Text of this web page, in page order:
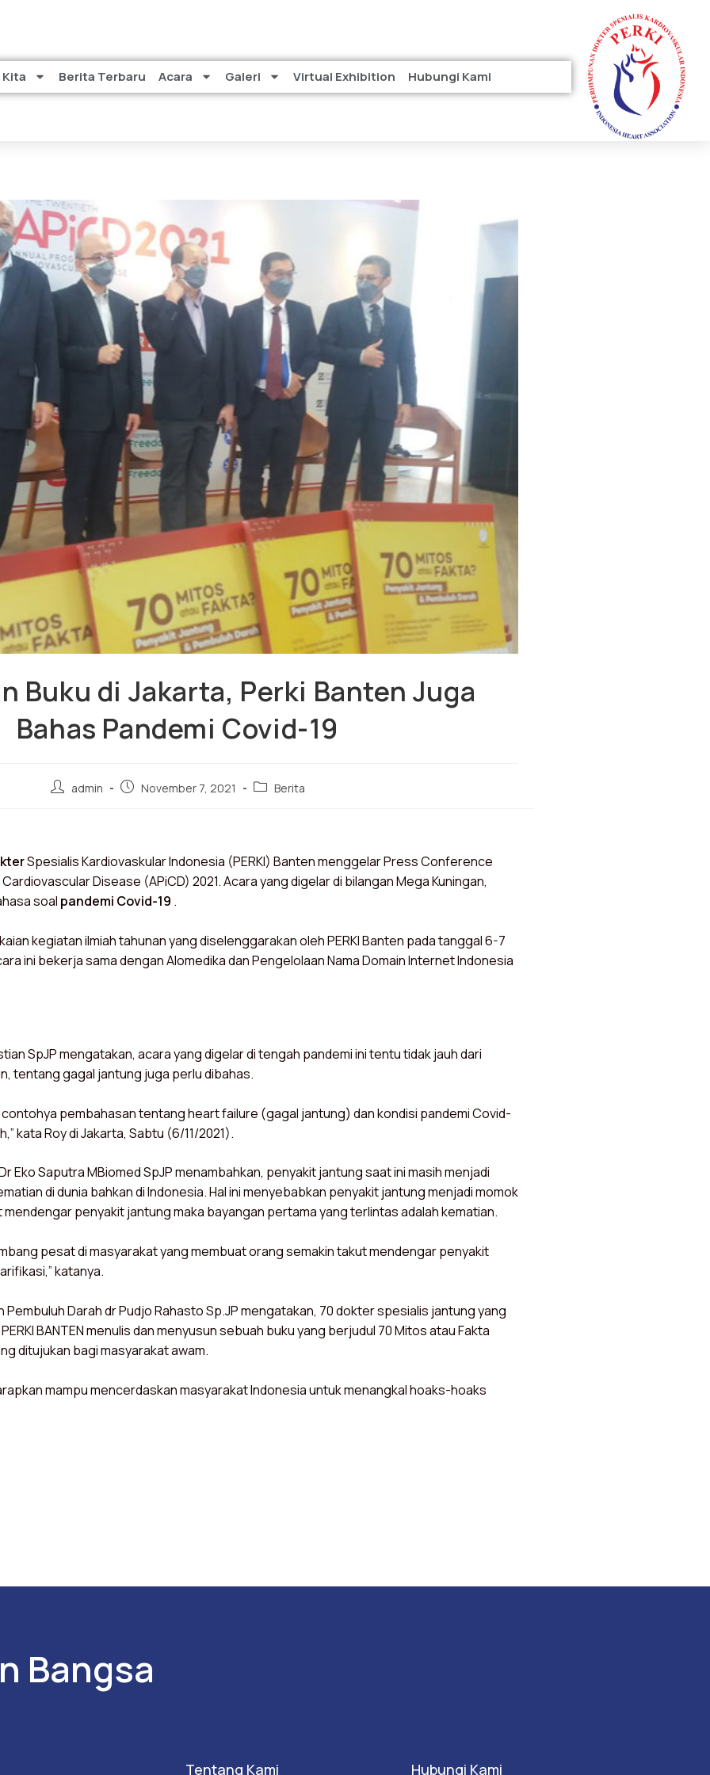
Berita Terbaru Acara Galeri Virtual Exhibition Hubungi Kami
Buku di Jakarta, Perki Banten Juga
Bahas Pandemi Covid-19
admin November 7, 2021 Berita
Spesialis Kardiovaskular Indonesia (PERKI) Banten menggelar Press Conference
Disease (APiCD) 2021. Acara yang digelar di bilangan Mega Kuningan,
soal pandemi Covid-19 .
kegiatan ilmiah tahunan yang diselenggarakan oleh PERKI Banten pada tanggal 6-7
ini bekerja sama dengan Alomedika dan Pengelolaan Nama Domain Internet Indonesia
SpJP mengatakan, acara yang digelar di tengah pandemi ini tentu tidak jauh dari
tentang gagal jantung juga perlu dibahas.
contohya pembahasan tentang heart failure (gagal jantung) dan kondisi pandemi Covid-
kata Roy di Jakarta, Sabtu (6/11/2021).
Eko Saputra MBiomed SpJP menambahkan, penyakit jantung saat ini masih menjadi
di dunia bahkan di Indonesia. Hal ini menyebabkan penyakit jantung menjadi momok
penyakit jantung maka bayangan pertama yang terlintas adalah kematian.
pesat di masyarakat yang membuat orang semakin takut mendengar penyakit
katanya.
Darah dr Pudjo Rahasto Sp.JP mengatakan, 70 dokter spesialis jantung yang
BANTEN menulis dan menyusun sebuah buku yang berjudul 70 Mitos atau Fakta
ditujukan bagi masyarakat awam.
mampu mencerdaskan masyarakat Indonesia untuk menangkal hoaks-hoaks
Bangsa
Tentang Kami Hubungi Kami